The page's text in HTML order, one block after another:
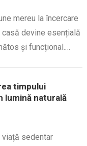
mereu la încercare
devine esențială
și funcțional.…
timpului
lumină naturală
sedentar